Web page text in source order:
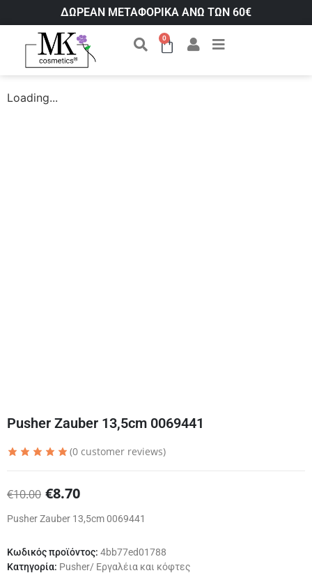
ΔΩΡΕΑΝ ΜΕΤΑΦΟΡΙΚΑ ΑΝΩ ΤΩΝ 60€
0
Loading...
Pusher Zauber 13,5cm 0069441
(0 customer reviews)
€10.00 €8.70
Pusher Zauber 13,5cm 0069441
Κωδικός προϊόντος: 4bb77ed01788
Κατηγορία: Pusher/ Εργαλέια και κόφτες